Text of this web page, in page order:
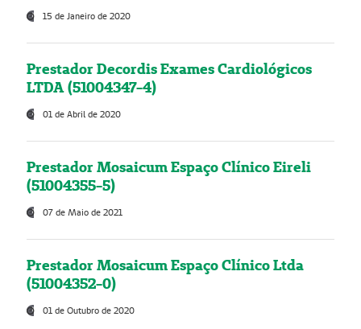
15 de Janeiro de 2020
Prestador Decordis Exames Cardiológicos
LTDA (51004347-4)
01 de Abril de 2020
Prestador Mosaicum Espaço Clínico Eireli
(51004355-5)
07 de Maio de 2021
Prestador Mosaicum Espaço Clínico Ltda
(51004352-0)
01 de Outubro de 2020